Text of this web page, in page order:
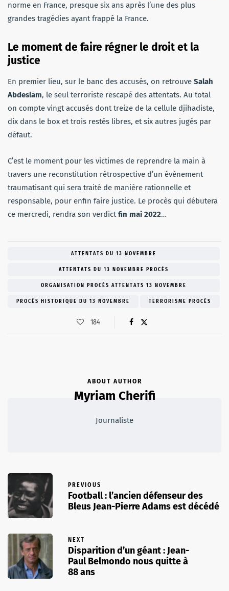
norme en France, presque six ans après l’une des plus
grandes tragédies ayant frappé la France.
Le moment de faire régner le droit et la
justice
En premier lieu, sur le banc des accusés, on retrouve Salah
Abdeslam, le seul terroriste rescapé des attentats. Au total
on compte vingt accusés dont treize de la cellule djihadiste,
dix dans le box et trois restés libres, et six autres jugés par
défaut.
C’est le moment pour les victimes de reprendre la main à
travers une reconstitution rétrospective d’un évènement
traumatisant qui sera traité de manière rationnelle et
responsable, pour enfin faire justice. Le procès qui débutera
ce mercredi, rendra son verdictfin mai 2022…
ATTENTATS DU 13 NOVEMBRE
ATTENTATS DU 13 NOVEMBRE PROCÈS
ORGANISATION PROCÈS ATTENTATS 13 NOVEMBRE
PROCÈS HISTORIQUE DU 13 NOVEMBRE TERRORISME PROCÈS
184
ABOUT AUTHOR
Myriam Cherifi
Journaliste
PREVIOUS
Football : l’ancien défenseur des
Bleus Jean-Pierre Adams est décédé
NEXT
Disparition d’un géant : Jean-
Paul Belmondo nous quitte à
88 ans